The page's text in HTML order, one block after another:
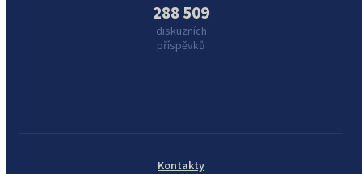
288 509
diskuzních
příspěvků
Kontakty